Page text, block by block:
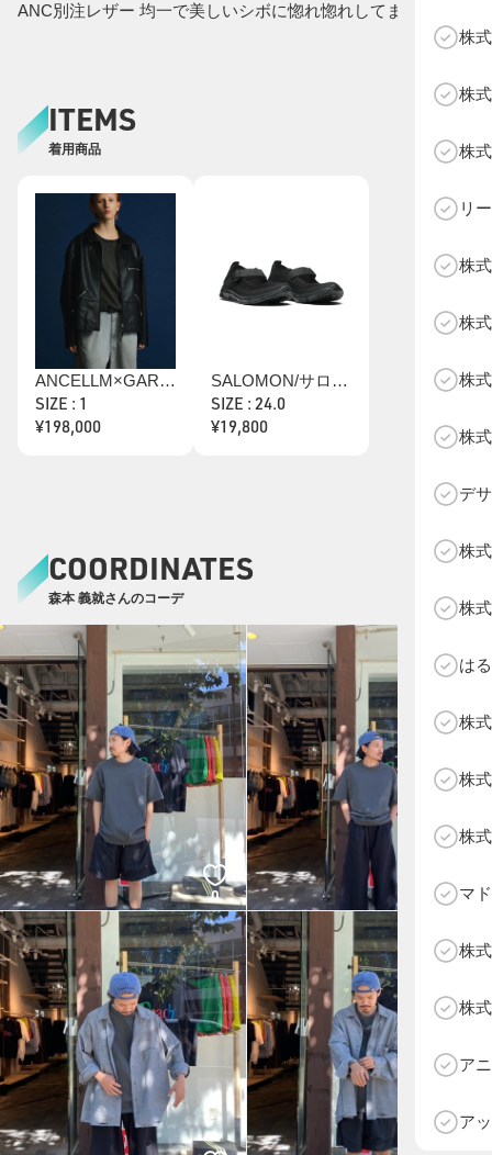
株
株
株
リ
株
株
株
株
デ
株
株
は
株
株
株
マ
株
株
ア
ア
ANC別注レザー 均一で美しいシボに惚れ惚れしてます。
ITEMS
着用商品
ANCELLM×GARDEN/アンセルム×ガーデン/COWHIDE ZIP UP JACKET/ANC-GRD-JK01
SIZE : 1
¥198,000
SALOMON/サロモン/RX Marie Jeanne/L47363200
SIZE : 24.0
¥19,800
COORDINATES
森本 義就さんのコーデ
0 0